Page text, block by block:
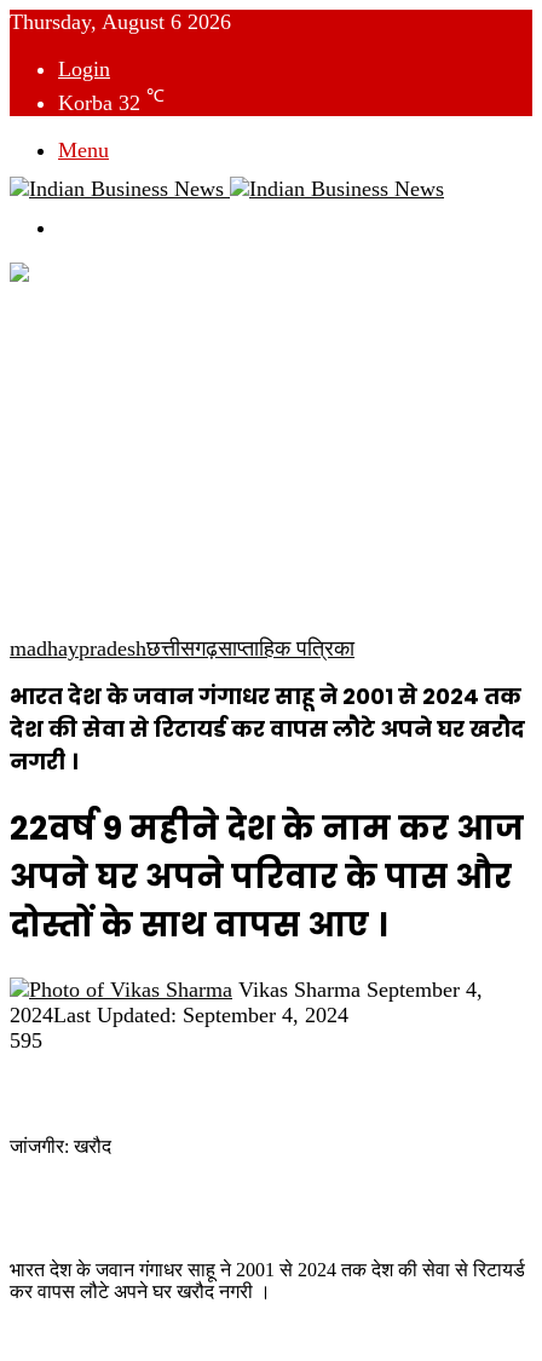
Thursday, August 6 2026
Login
Korba 32 ℃
Menu
madhaypradeshछत्तीसगढ़साप्ताहिक पत्रिका
भारत देश के जवान गंगाधर साहू ने 2001 से 2024 तक
देश की सेवा से रिटायर्ड कर वापस लौटे अपने घर खरौद
नगरी ।
22वर्ष 9 महीने देश के नाम कर आज
अपने घर अपने परिवार के पास और
दोस्तों के साथ वापस आए ।
Vikas Sharma Send
September 4,
2024Last Updated: September 4, 2024
595
जांजगीर: खरौद
भारत देश के जवान गंगाधर साहू ने 2001 से 2024 तक देश की सेवा से रिटायर्ड
कर वापस लौटे अपने घर खरौद नगरी ।